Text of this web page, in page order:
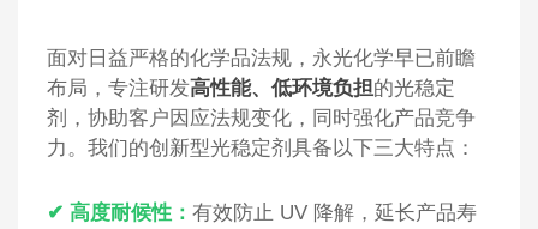
面对日益严格的化学品法规，永光化学早已前瞻
布局，专注研发高性能、低环境负担的光稳定
剂，协助客户因应法规变化，同时强化产品竞争
力。我们的创新型光稳定剂具备以下三大特点：
✔ 高度耐候性： 有效防止 UV 降解，延长产品寿